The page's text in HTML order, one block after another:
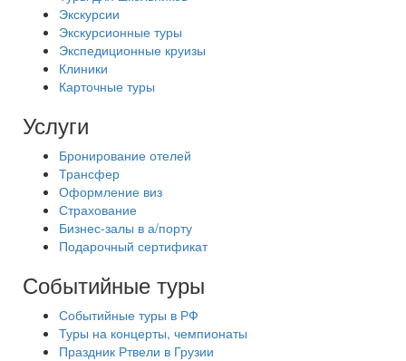
Экскурсии
Экскурсионные туры
Экспедиционные круизы
Клиники
Карточные туры
Услуги
Бронирование отелей
Трансфер
Оформление виз
Страхование
Бизнес-залы в а/порту
Подарочный сертификат
Событийные туры
Событийные туры в РФ
Туры на концерты, чемпионаты
Праздник Ртвели в Грузии